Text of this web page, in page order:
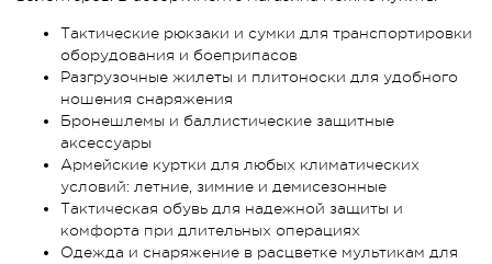
Тактические рюкзаки и сумки для транспортировки
оборудования и боеприпасов
Разгрузочные жилеты и плитоноски для удобного
ношения снаряжения
Бронешлемы и баллистические защитные
аксессуары
Армейские куртки для любых климатических
условий: летние, зимние и демисезонные
Тактическая обувь для надежной защиты и
комфорта при длительных операциях
Одежда и снаряжение в расцветке мультикам для